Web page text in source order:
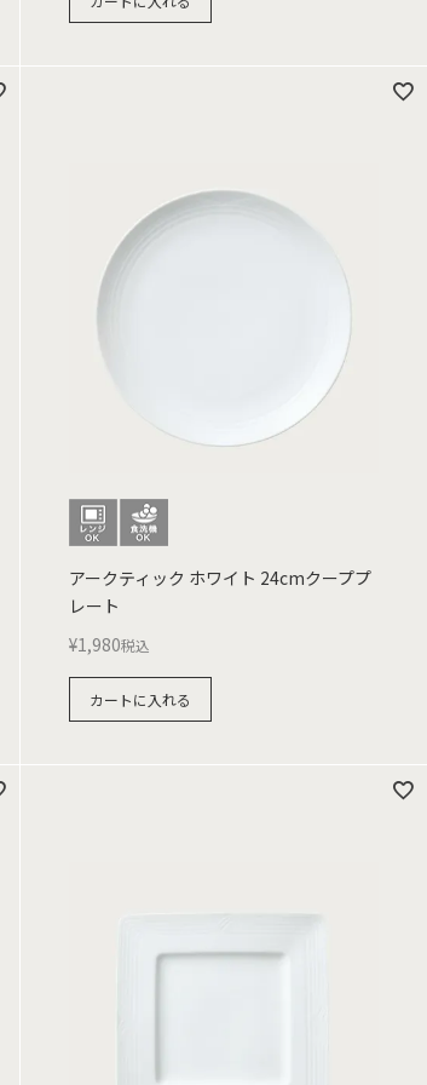
アークティック ホワイト 24cmクーププ
レート
¥1,980税込
カートに入れる